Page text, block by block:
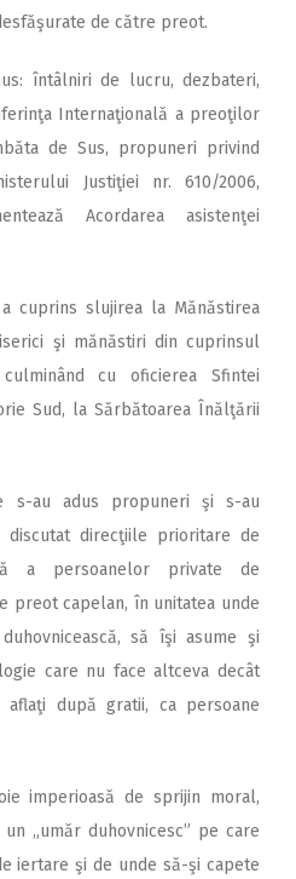
de către preot.
întâlniri de lucru, dezbateri,
Internaţională a preoţilor
de Sus, propuneri privind
Justiţiei nr. 610/2006,
Acordarea asistenţei
cuprins slujirea la Mănăstirea
şi mănăstiri din cuprinsul
culminând cu oficierea Sfintei
Sud, la Sărbătoarea Înălţării
s-au adus propuneri şi s-au
direcţiile prioritare de
a persoanelor private de
preot capelan, în unitatea unde
să îşi asume şi
care nu face altceva decât
după gratii, ca persoane
imperioasă de sprijin moral,
„umăr duhovnicesc” pe care
iertare şi de unde să-şi capete